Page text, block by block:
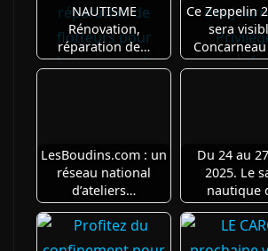
NAUTISME
Rénovation,
réparation de…
Ce Zeppelin
sera
LesBoudins.com : un
réseau national
d’ateliers…
Du 24 au
2025. Le
nautique